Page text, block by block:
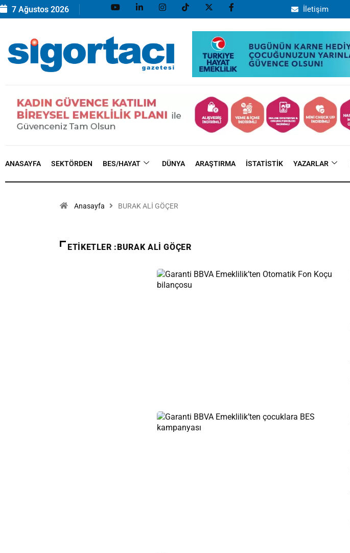
7 Ağustos 2026 İletişim
ANASAYFA SEKTÖRDEN BES/HAYAT DÜNYA ARAŞTIRMA İSTATISTIK YAZARLAR
Anasayfa BURAK ALİ GÖÇER
ETIKETLER :BURAK ALİ GÖÇER